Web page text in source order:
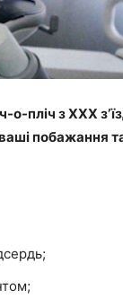
пліч з ХХХ
побажання